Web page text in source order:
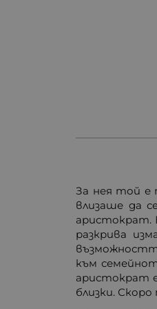
За нея той е
влизаше да
аристократ.
разкрива
към
аристократ
близки.